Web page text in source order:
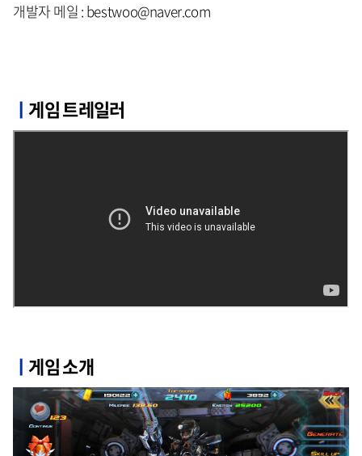
개발자 메일 : bestwoo@naver.com
ㅣ게임 트레일러
ㅣ게임 소개